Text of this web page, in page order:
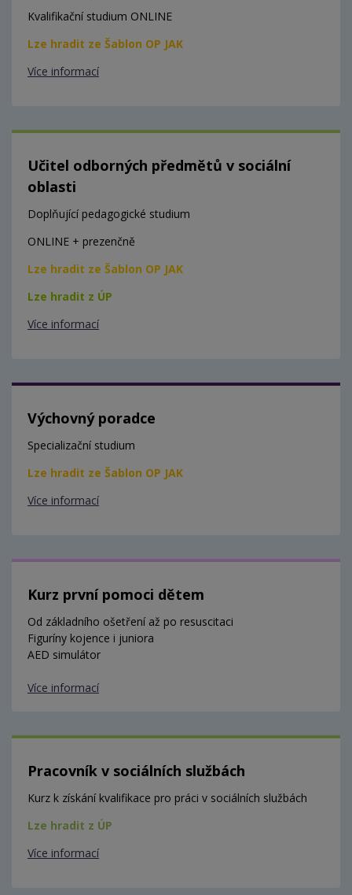
Kvalifikační studium ONLINE
Lze hradit ze Šablon OP JAK
Více informací
Učitel odborných předmětů v sociální
oblasti
Doplňující pedagogické studium
ONLINE + prezenčně
Lze hradit ze Šablon OP JAK
Lze hradit z ÚP
Více informací
Výchovný poradce
Specializační studium
Lze hradit ze Šablon OP JAK
Více informací
Kurz první pomoci dětem
Od základního ošetření až po resuscitaci
Figuríny kojence i juniora
AED simulátor
Více informací
Pracovník v sociálních službách
Kurz k získání kvalifikace pro práci v sociálních službách
Lze hradit z ÚP
Více informací